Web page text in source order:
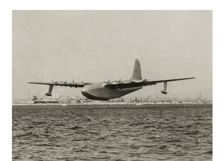
Aktuální FR + archiv
The SAFE Guide app
Nabídky práce v letectví
Inzerujte s námi
E-SHOP